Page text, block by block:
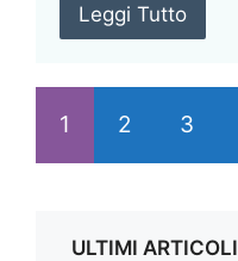
Leggi Tutto
1 2 3
ULTIMI ARTICOLI